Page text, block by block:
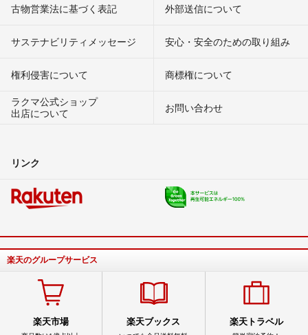
古物営業法に基づく表記 外部送信について
サステナビリティメッセージ 安心・安全のための取り組み
権利侵害について
商標権について
ラクマ公式ショップ
出店について
お問い合わせ
リンク
楽天のグループサービス
楽天市場 楽天ブックス 楽天トラベル